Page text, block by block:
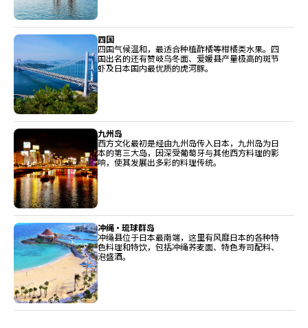
四国
四国气候温和，最适合种植酢橘等柑橘类水果。四
国出名的还有赞岐乌冬面、爱媛县产量极高的斑节
虾及日本国内最优质的虎河豚。
九州岛
西方文化最初是经由九州岛传入日本，九州岛为日
本的第三大岛，因深受葡萄牙与其他西方料理的影
响，使其发展出多彩的料理传统。
冲绳・琉球群岛
冲绳县位于日本最南端，这里有风靡日本的各种特
色料理和特饮，包括冲绳荞麦面、特色寿司配料、
泡盛酒。